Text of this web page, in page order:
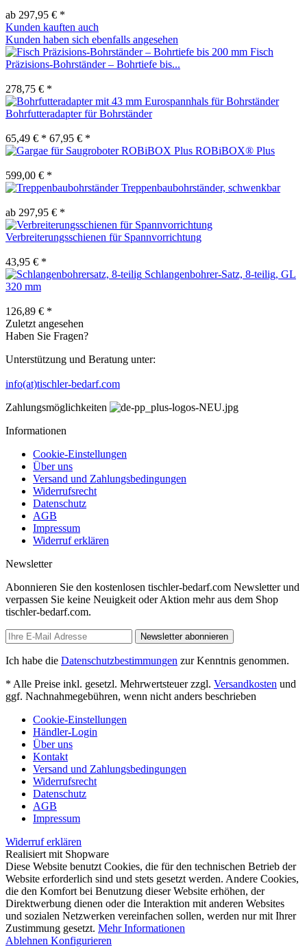
ab 297,95 € *
Kunden kauften auch
Kunden haben sich ebenfalls angesehen
Fisch
Präzisions-Bohrständer – Bohrtiefe bis...
278,75 € *
Bohrfutteradapter für Bohrständer
65,49 € * 67,95 € *
ROBiBOX® Plus
599,00 € *
Treppenbaubohrständer, schwenkbar
ab 297,95 € *
Verbreiterungsschienen für Spannvorrichtung
43,95 € *
Schlangenbohrer-Satz, 8-teilig, GL
320 mm
126,89 € *
Zuletzt angesehen
Haben Sie Fragen?
Unterstützung und Beratung unter:
info(at)tischler-bedarf.com
Zahlungsmöglichkeiten
Informationen
Cookie-Einstellungen
Über uns
Versand und Zahlungsbedingungen
Widerrufsrecht
Datenschutz
AGB
Impressum
Widerruf erklären
Newsletter
Abonnieren Sie den kostenlosen tischler-bedarf.com Newsletter und
verpassen Sie keine Neuigkeit oder Aktion mehr aus dem Shop
tischler-bedarf.com.
Newsletter abonnieren
Ich habe die Datenschutzbestimmungen zur Kenntnis genommen.
* Alle Preise inkl. gesetzl. Mehrwertsteuer zzgl. Versandkosten und
ggf. Nachnahmegebühren, wenn nicht anders beschrieben
Cookie-Einstellungen
Händler-Login
Über uns
Kontakt
Versand und Zahlungsbedingungen
Widerrufsrecht
Datenschutz
AGB
Impressum
Widerruf erklären
Realisiert mit Shopware
Diese Website benutzt Cookies, die für den technischen Betrieb der
Website erforderlich sind und stets gesetzt werden. Andere Cookies,
die den Komfort bei Benutzung dieser Website erhöhen, der
Direktwerbung dienen oder die Interaktion mit anderen Websites
und sozialen Netzwerken vereinfachen sollen, werden nur mit Ihrer
Zustimmung gesetzt. Mehr Informationen
Ablehnen Konfigurieren